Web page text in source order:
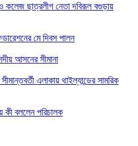
কলেজ ছাত্রলীগ নেতা দবিরূল বগুড়ায়
মে দিবস পালন
আসনের সীমানা
এলাকায় থাইল্যান্ডের সামরিক
কী বললেন পরিচালক